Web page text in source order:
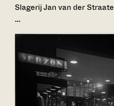
Slagerij Jan van der
…